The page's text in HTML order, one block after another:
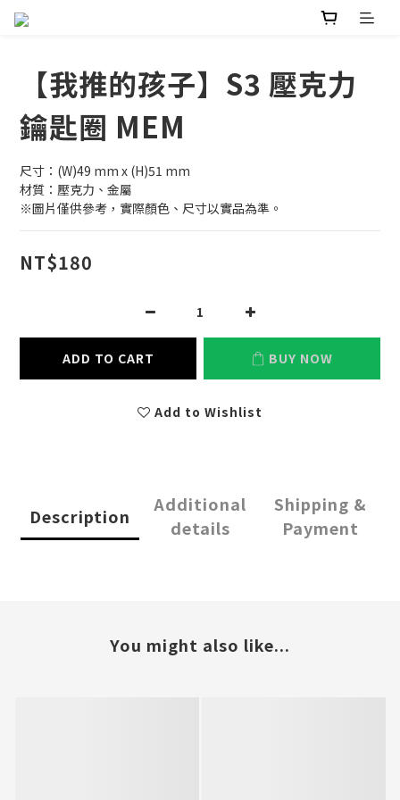
【我推的孩子】S3 壓克力
鑰匙圈 MEM
尺寸：(W)49 mm x (H)51 mm
材質：壓克力、金屬
※圖片僅供參考，實際顏色、尺寸以實品為準。
NT$180
ADD TO CART BUY NOW
Add to Wishlist
Description
Additional
details
Shipping &
Payment
You might also like...